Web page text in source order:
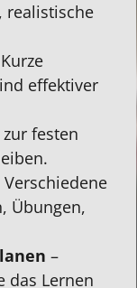
realistische
effektiver
festen
Verschiedene
Übungen,
–
das Lernen